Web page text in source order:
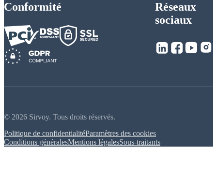
Conformité
Réseaux
sociaux
© 2026 Sirvoy. Tous droits réservés.
Politique de confidentialitéParamètres des cookies
Conditions généralesMentions légalesSous-traitants